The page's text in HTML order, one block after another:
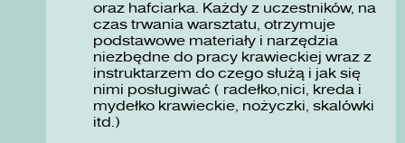
oraz hafciarka. Każdy z uczestników, na
czas trwania warsztatu, otrzymuje
podstawowe materiały i narzędzia
niezbędne do pracy krawieckiej wraz z
instruktarzem do czego służą i jak się
nimi posługiwać ( radełko,nici, kreda i
mydełko krawieckie, nożyczki, skalówki
itd.)